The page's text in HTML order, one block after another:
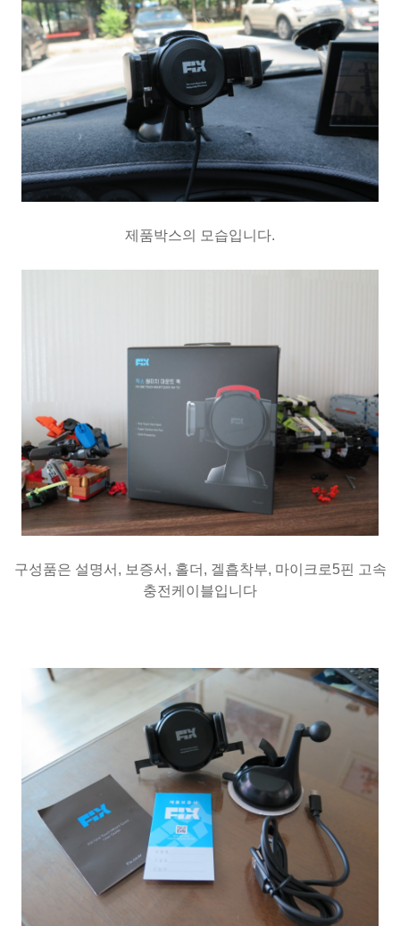
제품박스의 모습입니다.
구성품은 설명서, 보증서, 홀더, 겔흡착부, 마이크로5핀 고속
충전케이블입니다